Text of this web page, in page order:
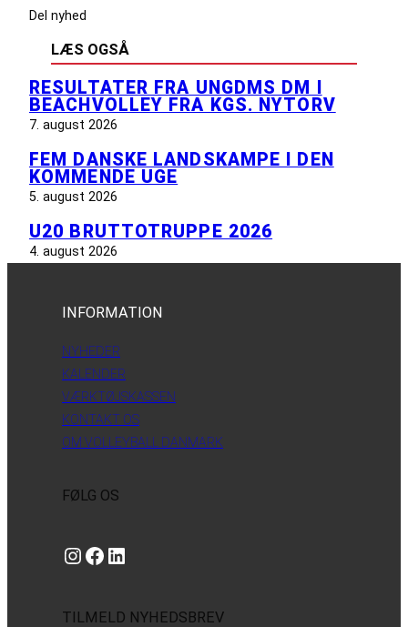
Del nyhed
LÆS OGSÅ
RESULTATER FRA UNGDMS DM I
BEACHVOLLEY FRA KGS. NYTORV
7. august 2026
FEM DANSKE LANDSKAMPE I DEN
KOMMENDE UGE
5. august 2026
U20 BRUTTOTRUPPE 2026
4. august 2026
INFORMATION
NYHEDER
KALENDER
VÆRKTØJSKASSEN
KONTAKT OS
OM VOLLEYBALL DANMARK
FØLG OS
Instagram https://www.facebook.com/danishbeachvolleytour LinkedIn
TILMELD NYHEDSBREV